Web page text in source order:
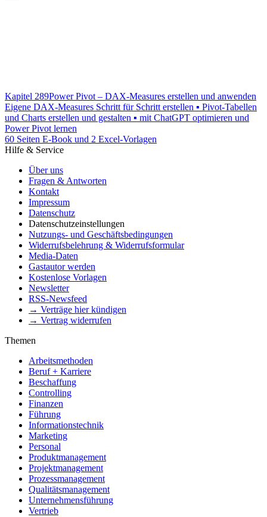
Kapitel 289Power Pivot – DAX-Measures erstellen und anwenden
Eigene DAX-Measures Schritt für Schritt erstellen ▪ Pivot-Tabellen
und Charts erstellen und gestalten ▪ mit ChatGPT optimieren und
Power Pivot lernen
60 Seiten E-Book und 2 Excel-Vorlagen
Hilfe & Service
Über uns
Fragen & Antworten
Kontakt
Impressum
Datenschutz
Datenschutzeinstellungen
Nutzungs- und Geschäftsbedingungen
Widerrufsbelehrung & Widerrufsformular
Media-Daten
Gastautor werden
Kostenlose Vorlagen
Newsletter
RSS-Newsfeed
→ Verträge hier kündigen
→ Vertrag widerrufen
Themen
Arbeitsmethoden
Beruf + Karriere
Beschaffung
Controlling
Finanzen
Führung
Informationstechnik
Marketing
Personal
Produktmanagement
Projektmanagement
Prozessmanagement
Qualitätsmanagement
Unternehmensführung
Vertrieb